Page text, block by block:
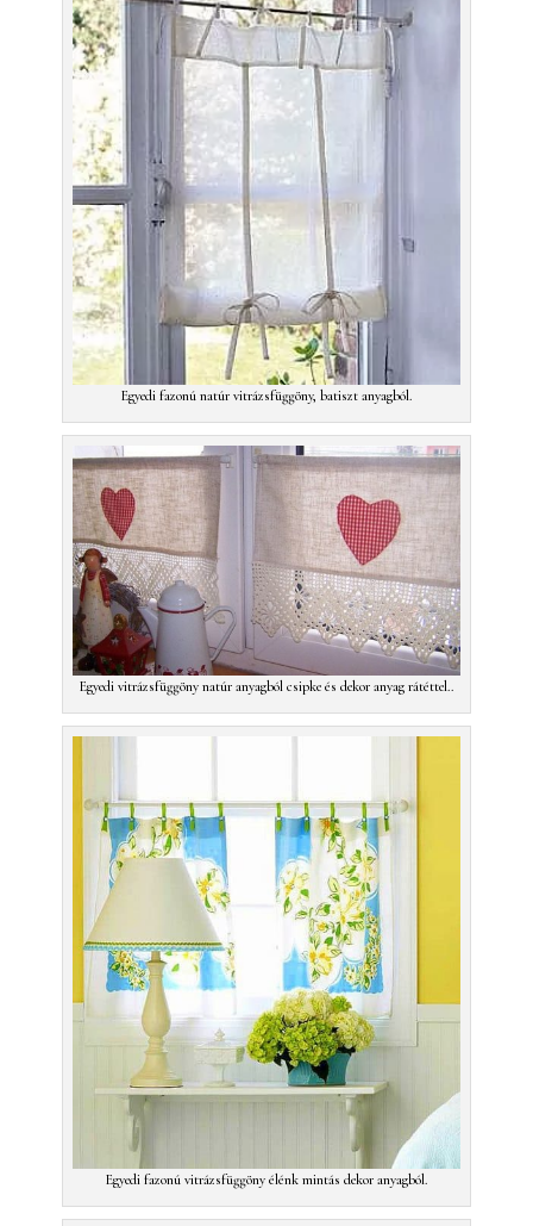
Egyedi fazonú natúr vitrázsfüggöny, batiszt anyagból.
Egyedi vitrázsfüggöny natúr anyagból csipke és dekor anyag rátéttel..
Egyedi fazonú vitrázsfüggöny élénk mintás dekor anyagból.